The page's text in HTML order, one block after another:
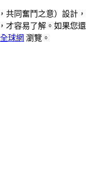
共同奮鬥之意）設計，
才容易了解。如果您還
球網 瀏覽。